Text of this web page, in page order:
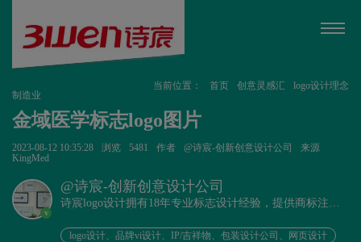
当前位置： 首页 创意灵感汇
logo设计理念
制造业
金域医学标志logo图片
2023-08-12 10:35:28 浏览 5481 作者 @诗宸-创新创意设计公司
来源
KingMed
v
@诗宸-创新创意设计公司
诗宸logo设计拥有18年专业标志设计经验，提供商标注册
logo设计、品牌vi设计、IP/吉祥物、包装设计公司、网页设计